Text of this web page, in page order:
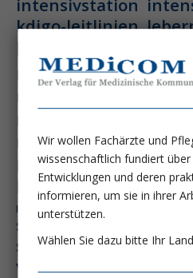
intensivstation
kdigo-leitlinien
leberzirrhose
masld metabolische
multiples myelom
nephro-news
niereninsuffizienz
peg-
perioperative
pisces-studie
schluckstörung
septischer schock
vasopressortherapie
Wir wollen Fachärzte und
wissenschaftlich fundiert
Entwicklungen und deren
informieren, um sie in ihrer
unterstützen.
Wählen Sie dazu bitte Ihr